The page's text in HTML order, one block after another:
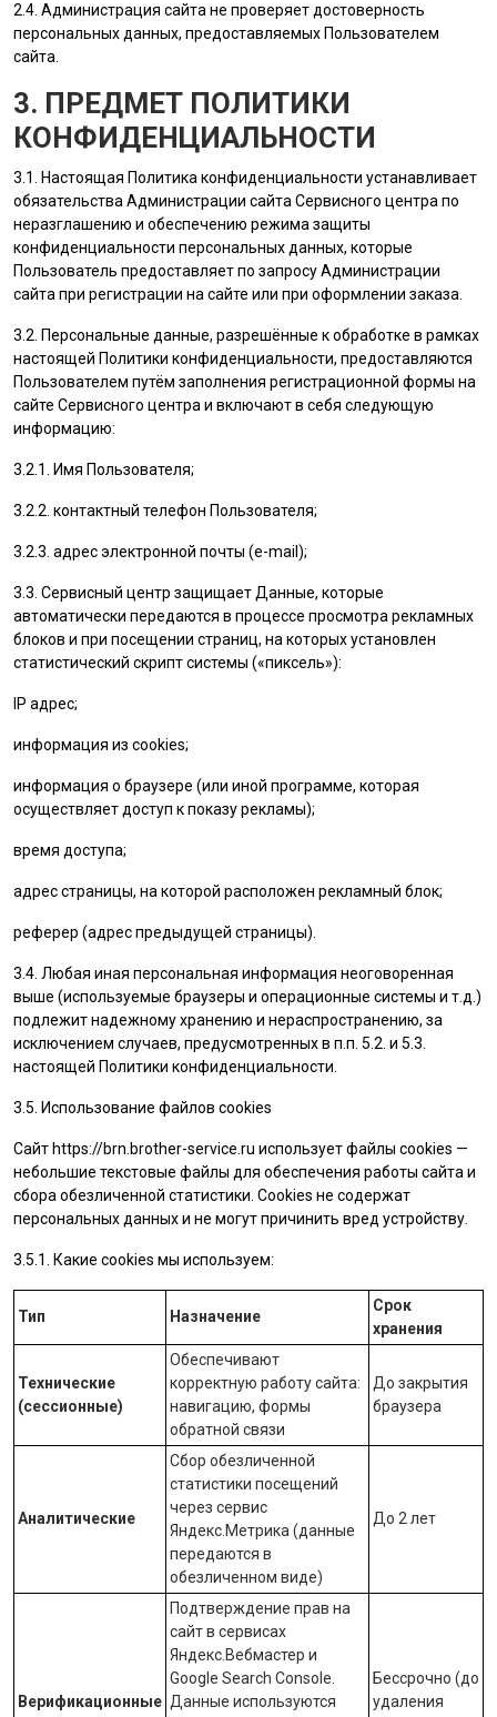
2.4. Администрация сайта не проверяет достоверность
персональных данных, предоставляемых Пользователем
сайта.
3. ПРЕДМЕТ ПОЛИТИКИ
КОНФИДЕНЦИАЛЬНОСТИ
3.1. Настоящая Политика конфиденциальности устанавливает
обязательства Администрации сайта Сервисного центра по
неразглашению и обеспечению режима защиты
конфиденциальности персональных данных, которые
Пользователь предоставляет по запросу Администрации
сайта при регистрации на сайте или при оформлении заказа.
3.2. Персональные данные, разрешённые к обработке в рамках
настоящей Политики конфиденциальности, предоставляются
Пользователем путём заполнения регистрационной формы на
cайте Сервисного центра и включают в себя следующую
информацию:
3.2.1. Имя Пользователя;
3.2.2. контактный телефон Пользователя;
3.2.3. адрес электронной почты (e-mail);
3.3. Сервисный центр защищает Данные, которые
автоматически передаются в процессе просмотра рекламных
блоков и при посещении страниц, на которых установлен
статистический скрипт системы («пиксель»):
IP адрес;
информация из cookies;
информация о браузере (или иной программе, которая
осуществляет доступ к показу рекламы);
время доступа;
адрес страницы, на которой расположен рекламный блок;
реферер (адрес предыдущей страницы).
3.4. Любая иная персональная информация неоговоренная
выше (используемые браузеры и операционные системы и т.д.)
подлежит надежному хранению и нераспространению, за
исключением случаев, предусмотренных в п.п. 5.2. и 5.3.
настоящей Политики конфиденциальности.
3.5. Использование файлов cookies
Сайт https://brn.brother-service.ru использует файлы cookies —
небольшие текстовые файлы для обеспечения работы сайта и
сбора обезличенной статистики. Cookies не содержат
персональных данных и не могут причинить вред устройству.
3.5.1. Какие cookies мы используем:
Тип Назначение
Срок
хранения
Технические
(сессионные)
Обеспечивают
корректную работу сайта:
навигацию, формы
обратной связи
До закрытия
браузера
Аналитические
Сбор обезличенной
статистики посещений
через сервис
Яндекс.Метрика (данные
передаются в
обезличенном виде)
До 2 лет
Верификационные
Подтверждение прав на
сайт в сервисах
Яндекс.Вебмастер и
Google Search Console
Данные используются
Бессрочно (до
удаления